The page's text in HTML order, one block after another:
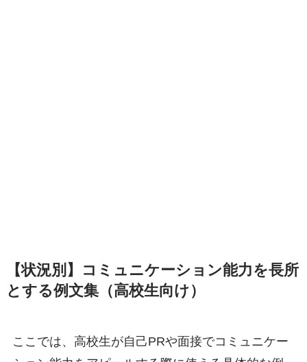
【状況別】コミュニケーション能力を長所
とする例文集（高校生向け）
ここでは、高校生が自己PRや面接でコミュニケー